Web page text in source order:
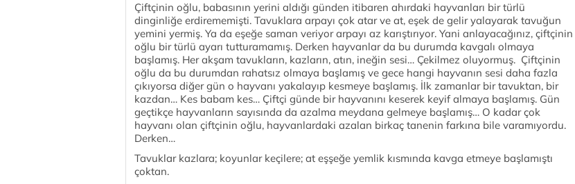
Çiftçinin oğlu, babasının yerini aldığı günden itibaren ahırdaki hayvanları bir türlü
dinginliğe erdirememişti. Tavuklara arpayı çok atar ve at, eşek de gelir yalayarak tavuğun
yemini yermiş. Ya da eşeğe saman veriyor arpayı az karıştırıyor. Yani anlayacağınız, çiftçinin
oğlu bir türlü ayarı tutturamamış. Derken hayvanlar da bu durumda kavgalı olmaya
başlamış. Her akşam tavukların, kazların, atın, ineğin sesi… Çekilmez oluyormuş. Çiftçinin
oğlu da bu durumdan rahatsız olmaya başlamış ve gece hangi hayvanın sesi daha fazla
çıkıyorsa diğer gün o hayvanı yakalayıp kesmeye başlamış. İlk zamanlar bir tavuktan, bir
kazdan… Kes babam kes… Çiftçi günde bir hayvanını keserek keyif almaya başlamış. Gün
geçtikçe hayvanların sayısında da azalma meydana gelmeye başlamış… O kadar çok
hayvanı olan çiftçinin oğlu, hayvanlardaki azalan birkaç tanenin farkına bile varamıyordu.
Derken…
Tavuklar kazlara; koyunlar keçilere; at eşşeğe yemlik kısmında kavga etmeye başlamıştı
çoktan.